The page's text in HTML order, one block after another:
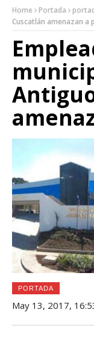
Home Portada
Cuscatlán amenazan a
PORTADA
May 13, 2017,